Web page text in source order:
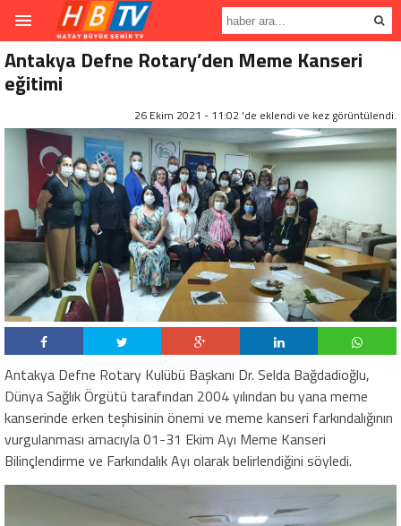
Antakya Defne Rotary’den Meme Kanseri
eğitimi
26 Ekim 2021 - 11:02 'de eklendi ve kez görüntülendi.
Antakya Defne Rotary Kulübü Başkanı Dr. Selda Bağdadioğlu,
Dünya Sağlık Örgütü tarafından 2004 yılından bu yana meme
kanserinde erken teşhisinin önemi ve meme kanseri farkındalığının
vurgulanması amacıyla 01-31 Ekim Ayı Meme Kanseri
Bilinçlendirme ve Farkındalık Ayı olarak belirlendiğini söyledi.